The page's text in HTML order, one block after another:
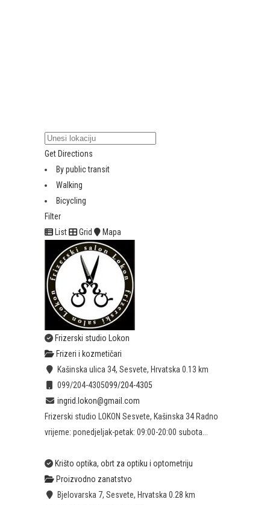
Get Directions
By public transit
Walking
Bicycling
Filter
List
Grid Mapa
Frizerski studio Lokon
Frizeri i kozmetičari
Kašinska ulica 34, Sesvete, Hrvatska 0.13 km
099/204-4305099/204-4305
ingrid.lokon@gmail.com
Frizerski studio LOKON Sesvete, Kašinska 34 Radno
vrijeme: ponedjeljak-petak: 09:00-20:00 subota...
Krišto optika, obrt za optiku i optometriju
Proizvodno zanatstvo
Bjelovarska 7, Sesvete, Hrvatska 0.28 km